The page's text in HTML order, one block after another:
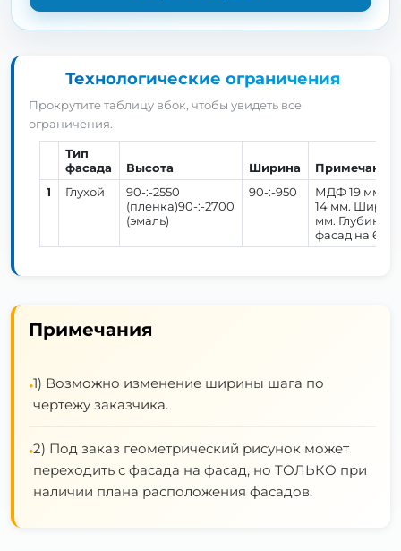
Технологические ограничения
Прокрутите таблицу вбок, чтобы увидеть все
ограничения.
Тип
фасада
Высота Ширина
Примечание
1
Глухой
90-:-2550
(пленка)90-:-2700
(эмаль)
90-:-950
МДФ 19 мм.
14 мм.
мм. Глубина
фасад на 6
Примечания
•1) Возможно изменение ширины шага по
чертежу заказчика.
•2) Под заказ геометрический рисунок может
переходить с фасада на фасад, но ТОЛЬКО при
наличии плана расположения фасадов.